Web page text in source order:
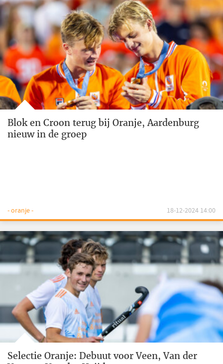
Blok en Croon terug bij Oranje, Aardenburg
nieuw in de groep
- oranje - 18-12-2024 14:00
Selectie Oranje: Debuut voor Veen, Van der